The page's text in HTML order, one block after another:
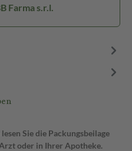
Farma s.r.l.
Sie die Packungsbeilage
oder in Ihrer Apotheke.